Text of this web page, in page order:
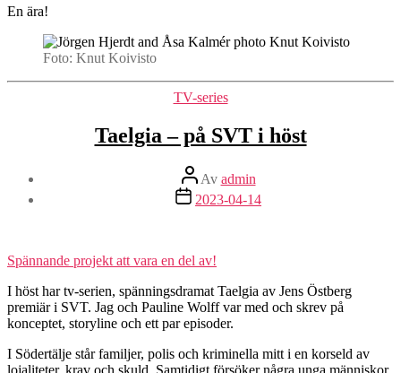
En ära!
Foto: Knut Koivisto
Kategorier
TV-series
Taelgia – på SVT i höst
Inläggsförfattare
Av admin
Inläggsdatum
2023-04-14
Spännande projekt att vara en del av!
I höst har tv-serien, spänningsdramat Taelgia av Jens Östberg
premiär i SVT. Jag och Pauline Wolff var med och skrev på
konceptet, storyline och ett par episoder.
I Södertälje står familjer, polis och kriminella mitt i en korseld av
lojaliteter, krav och skuld. Samtidigt försöker några unga människor